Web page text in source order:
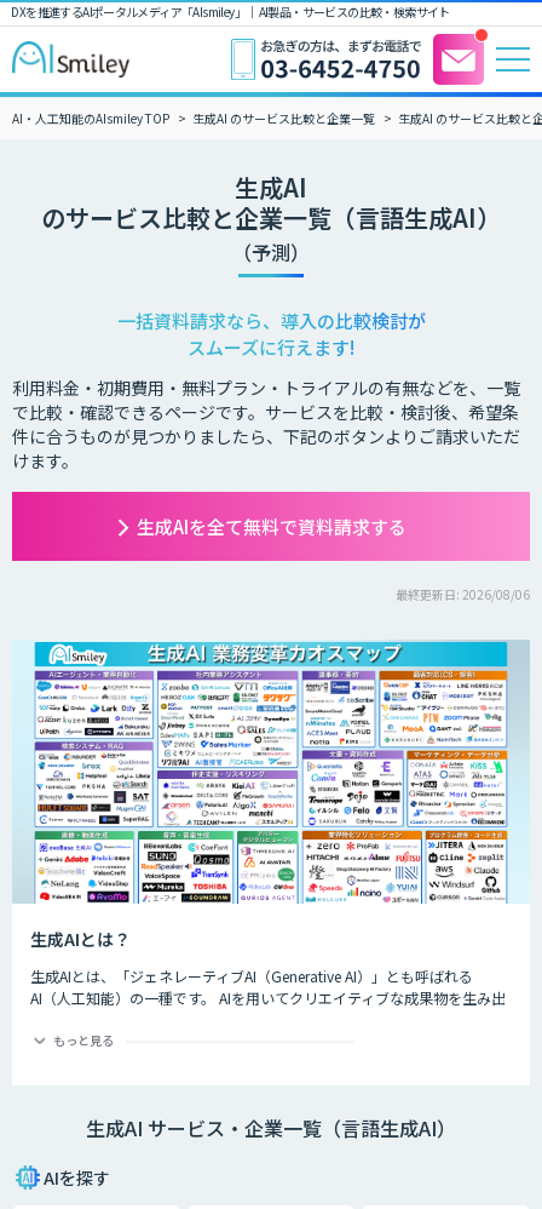
DXを推進するAIポータルメディア「AIsmiley」｜ AI製品・サービスの比較・検索サイト
AI・人工知能のAIsmiley TOP 生成AI のサービス比較と企業一覧 生成AI のサービス比較と
生成AI
のサービス比較と企業一覧（言語生成AI）
（予測）
一括資料請求なら、導入の比較検討が
スムーズに行えます!
利用料金・初期費用・無料プラン・トライアルの有無などを、一覧
で比較・確認できるページです。サービスを比較・検討後、希望条
件に合うものが見つかりましたら、下記のボタンよりご請求いただ
けます。
生成AIを全て無料で資料請求する
最終更新日: 2026/08/06
生成AIとは？
生成AIとは、「ジェネレーティブAI（Generative AI）」とも呼ばれる
AI（人工知能）の一種です。 AIを用いてクリエイティブな成果物を生み出
グラムのコード、文章など多岐にわたります。
もっと見る
生成AI サービス・企業一覧（言語生成AI）
AIを探す